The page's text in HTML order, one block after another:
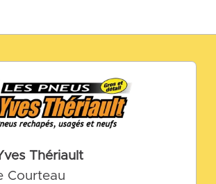
Thériault
Courteau